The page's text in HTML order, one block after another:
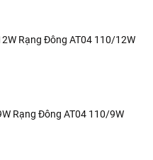
Rạng Đông AT04 110/12W
Rạng Đông AT04 110/9W